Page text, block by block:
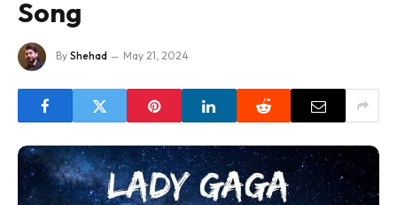
Song
By Shehad May 21, 2024